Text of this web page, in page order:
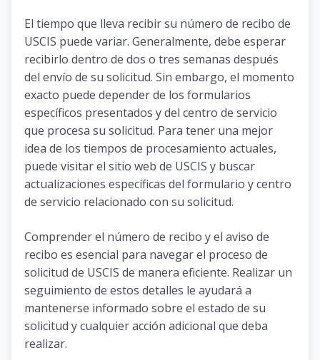
El tiempo que lleva recibir su número de recibo de
USCIS puede variar. Generalmente, debe esperar
recibirlo dentro de dos o tres semanas después
del envío de su solicitud. Sin embargo, el momento
exacto puede depender de los formularios
específicos presentados y del centro de servicio
que procesa su solicitud. Para tener una mejor
idea de los tiempos de procesamiento actuales,
puede visitar el sitio web de USCIS y buscar
actualizaciones específicas del formulario y centro
de servicio relacionado con su solicitud.
Comprender el número de recibo y el aviso de
recibo es esencial para navegar el proceso de
solicitud de USCIS de manera eficiente. Realizar un
seguimiento de estos detalles le ayudará a
mantenerse informado sobre el estado de su
solicitud y cualquier acción adicional que deba
realizar.